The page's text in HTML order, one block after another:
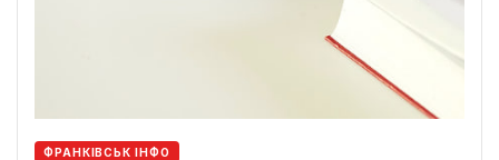
ФРАНКІВСЬК ІНФО